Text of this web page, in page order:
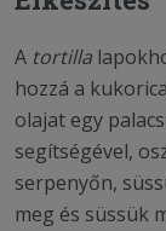
A tortilla
hozzá a
olajat egy
segítségével,
serpenyőn,
meg és süssük